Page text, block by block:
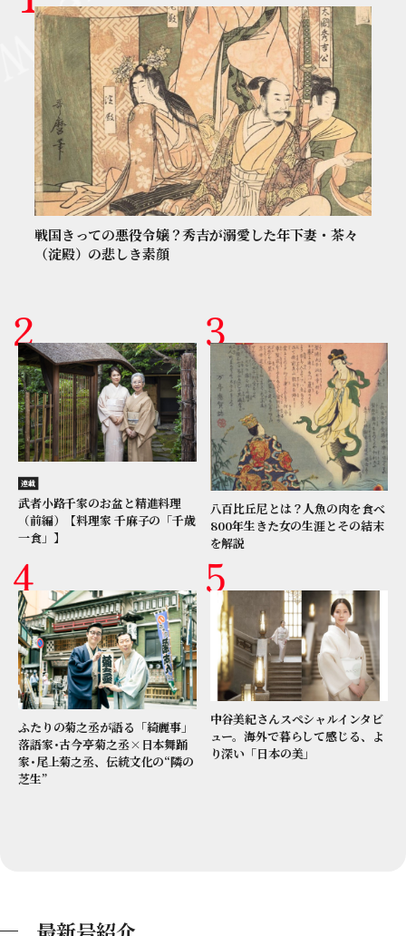
戦国きっての悪役令嬢？秀吉が溺愛した年下妻・茶々
（淀殿）の悲しき素顔
連載
武者小路千家のお盆と精進料理
（前編）【料理家 千麻子の「千歳
一食」】
八百比丘尼とは？人魚の肉を食べ
800年生きた女の生涯とその結末
を解説
ふたりの菊之丞が語る「綺麗事」
落語家･古今亭菊之丞×日本舞踊
家･尾上菊之丞、伝統文化の“隣の
芝生”
中谷美紀さんスペシャルインタビ
ュー。海外で暮らして感じる、よ
り深い「日本の美」